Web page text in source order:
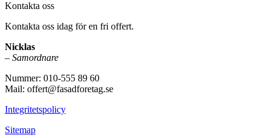
Kontakta oss
Kontakta oss idag för en fri offert.
Nicklas
– Samordnare
Nummer: 010-555 89 60
Mail: offert@fasadforetag.se
Integritetspolicy
Sitemap